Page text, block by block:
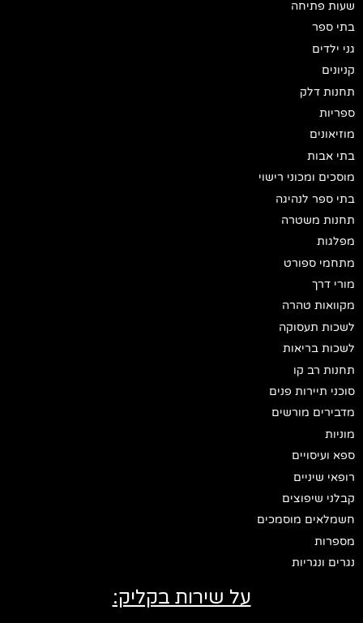
שעות פתיחה
בתי ספר
גני ילדים
קניונים
תחנות דלק
ספריות
מוזיאונים
בתי אבות
מוסכים ומכוני רישוי
בתי ספר לנהיגה
תחנות משטרה
מפלגות
מתחמי ספורט
מורי דרך
מקוואות טהרה
לשכות תעסוקה
לשכות בריאות
תחנות רב קו
סוכני תיירות פנים
מדבירים מורשים
מוניות
ספא ועיסויים
רופאי שיניים
קבלני שיפוצים
חשמלאים מוסמכים
מספרות
נגרים ונגריות
על שירות בקליק: